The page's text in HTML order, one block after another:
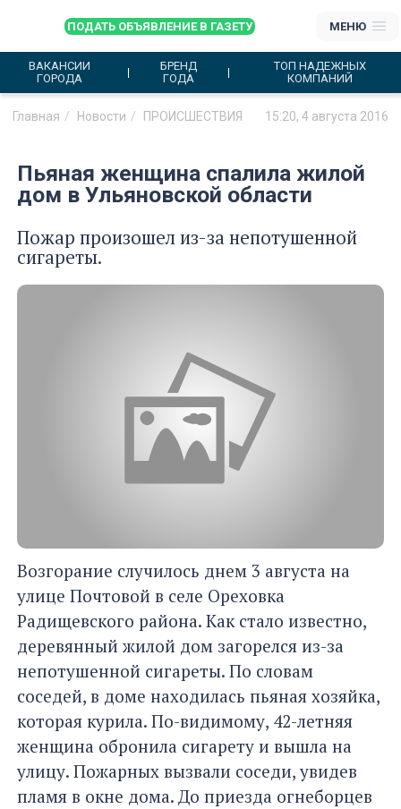
ПОДАТЬ ОБЪЯВЛЕНИЕ В ГАЗЕТУ МЕНЮ
ВАКАНСИИ
ГОРОДА
БРЕНД
ГОДА
ТОП НАДЕЖНЫХ
КОМПАНИЙ
Главная Новости ПРОИСШЕСТВИЯ 15:20, 4 августа 2016
Пьяная женщина спалила жилой
дом в Ульяновской области
Пожар произошел из-за непотушенной
сигареты.
Возгорание случилось днем 3 августа на
улице Почтовой в селе Ореховка
Радищевского района. Как стало известно,
деревянный жилой дом загорелся из-за
непотушенной сигареты. По словам
соседей, в доме находилась пьяная хозяйка,
которая курила. По-видимому, 42-летняя
женщина обронила сигарету и вышла на
улицу. Пожарных вызвали соседи, увидев
пламя в окне дома. До приезда огнеборцев